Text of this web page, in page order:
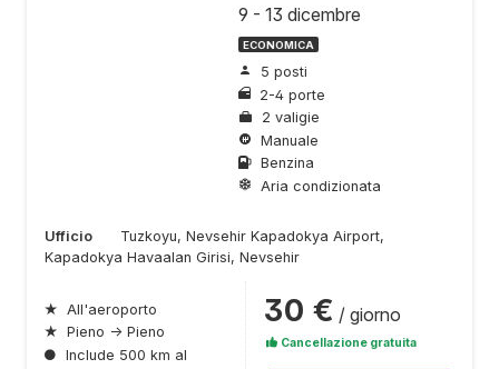
9 - 13 dicembre
ECONOMICA
5 posti
2-4 porte
2 valigie
Manuale
Benzina
Aria condizionata
Ufficio
Tuzkoyu, Nevsehir Kapadokya Airport,
Kapadokya Havaalan Girisi, Nevsehir
★ All'aeroporto
★ Pieno → Pieno
● Include 500 km al
30 € / giorno
Cancellazione gratuita